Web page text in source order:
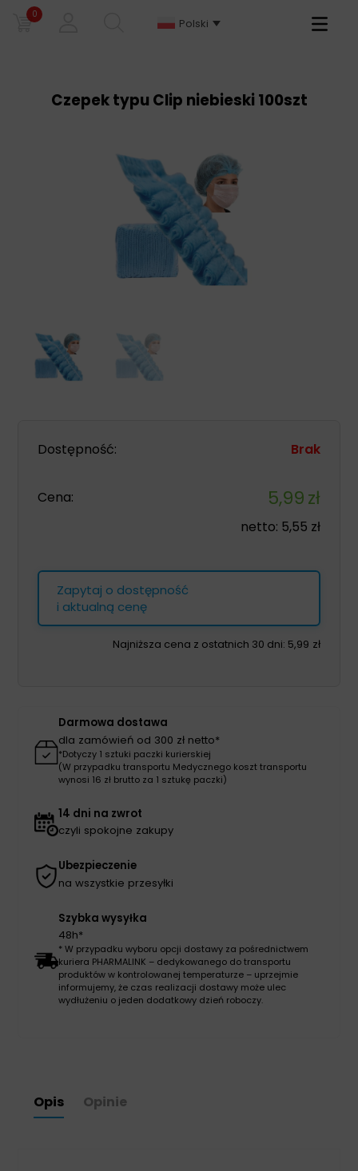
0
Polski
Primary
Czepek typu Clip niebieski 100szt
Dostępność: Brak
Cena: 5,99zł
netto: 5,55 zł
Zapytaj o dostępność
i aktualną cenę
Najniższa cena z ostatnich 30 dni: 5,99 zł
Darmowa dostawa
dla zamówień od 300 zł netto*
*Dotyczy 1 sztuki paczki kurierskiej
(W przypadku transportu Medycznego koszt transportu
wynosi 16 zł brutto za 1 sztukę paczki)
14 dni na zwrot
czyli spokojne zakupy
Ubezpieczenie
na wszystkie przesyłki
Szybka wysyłka
48h*
* W przypadku wyboru opcji dostawy za pośrednictwem
kuriera PHARMALINK – dedykowanego do transportu
produktów w kontrolowanej temperaturze – uprzejmie
informujemy, że czas realizacji dostawy może ulec
wydłużeniu o jeden dodatkowy dzień roboczy.
Opis Opinie